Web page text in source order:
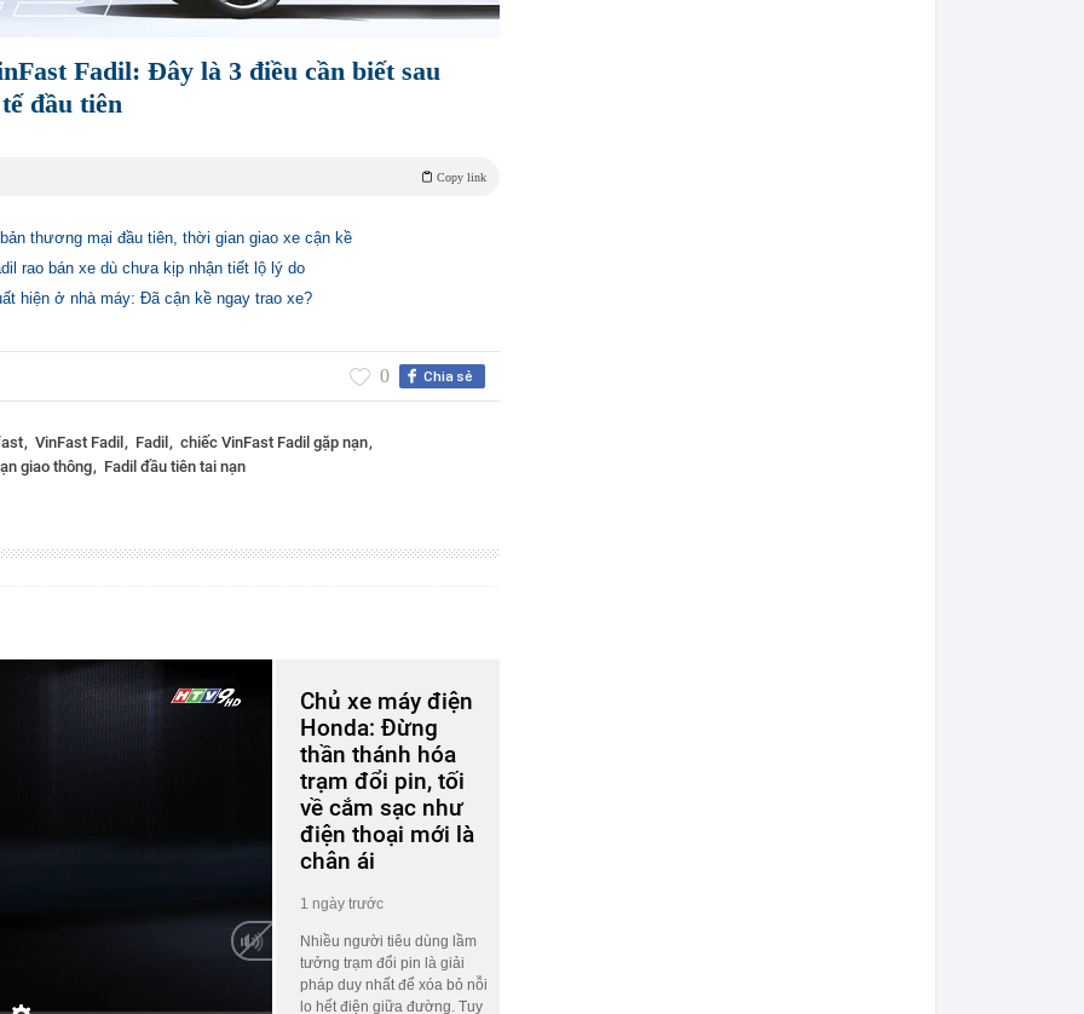
Fadil: Đây là 3 điều cần biết sau
đầu tiên
Copy link
thương mại đầu tiên, thời gian giao xe cận kề
rao bán xe dù chưa kịp nhận tiết lộ lý do
hiện ở nhà máy: Đã cận kề ngay trao xe?
Chia sẻ
0
VinFast Fadil Fadil chiếc VinFast Fadil gặp nạn
giao thông Fadil đầu tiên tai nạn
Chủ xe máy điện
Honda: Đừng
thần thánh hóa
trạm đổi pin, tối
về cắm sạc như
điện thoại mới là
chân ái
1 ngày trước
Nhiều người tiêu dùng lầm
tưởng trạm đổi pin là giải
pháp duy nhất để xóa bỏ nỗi
lo hết điện giữa đường. Tuy